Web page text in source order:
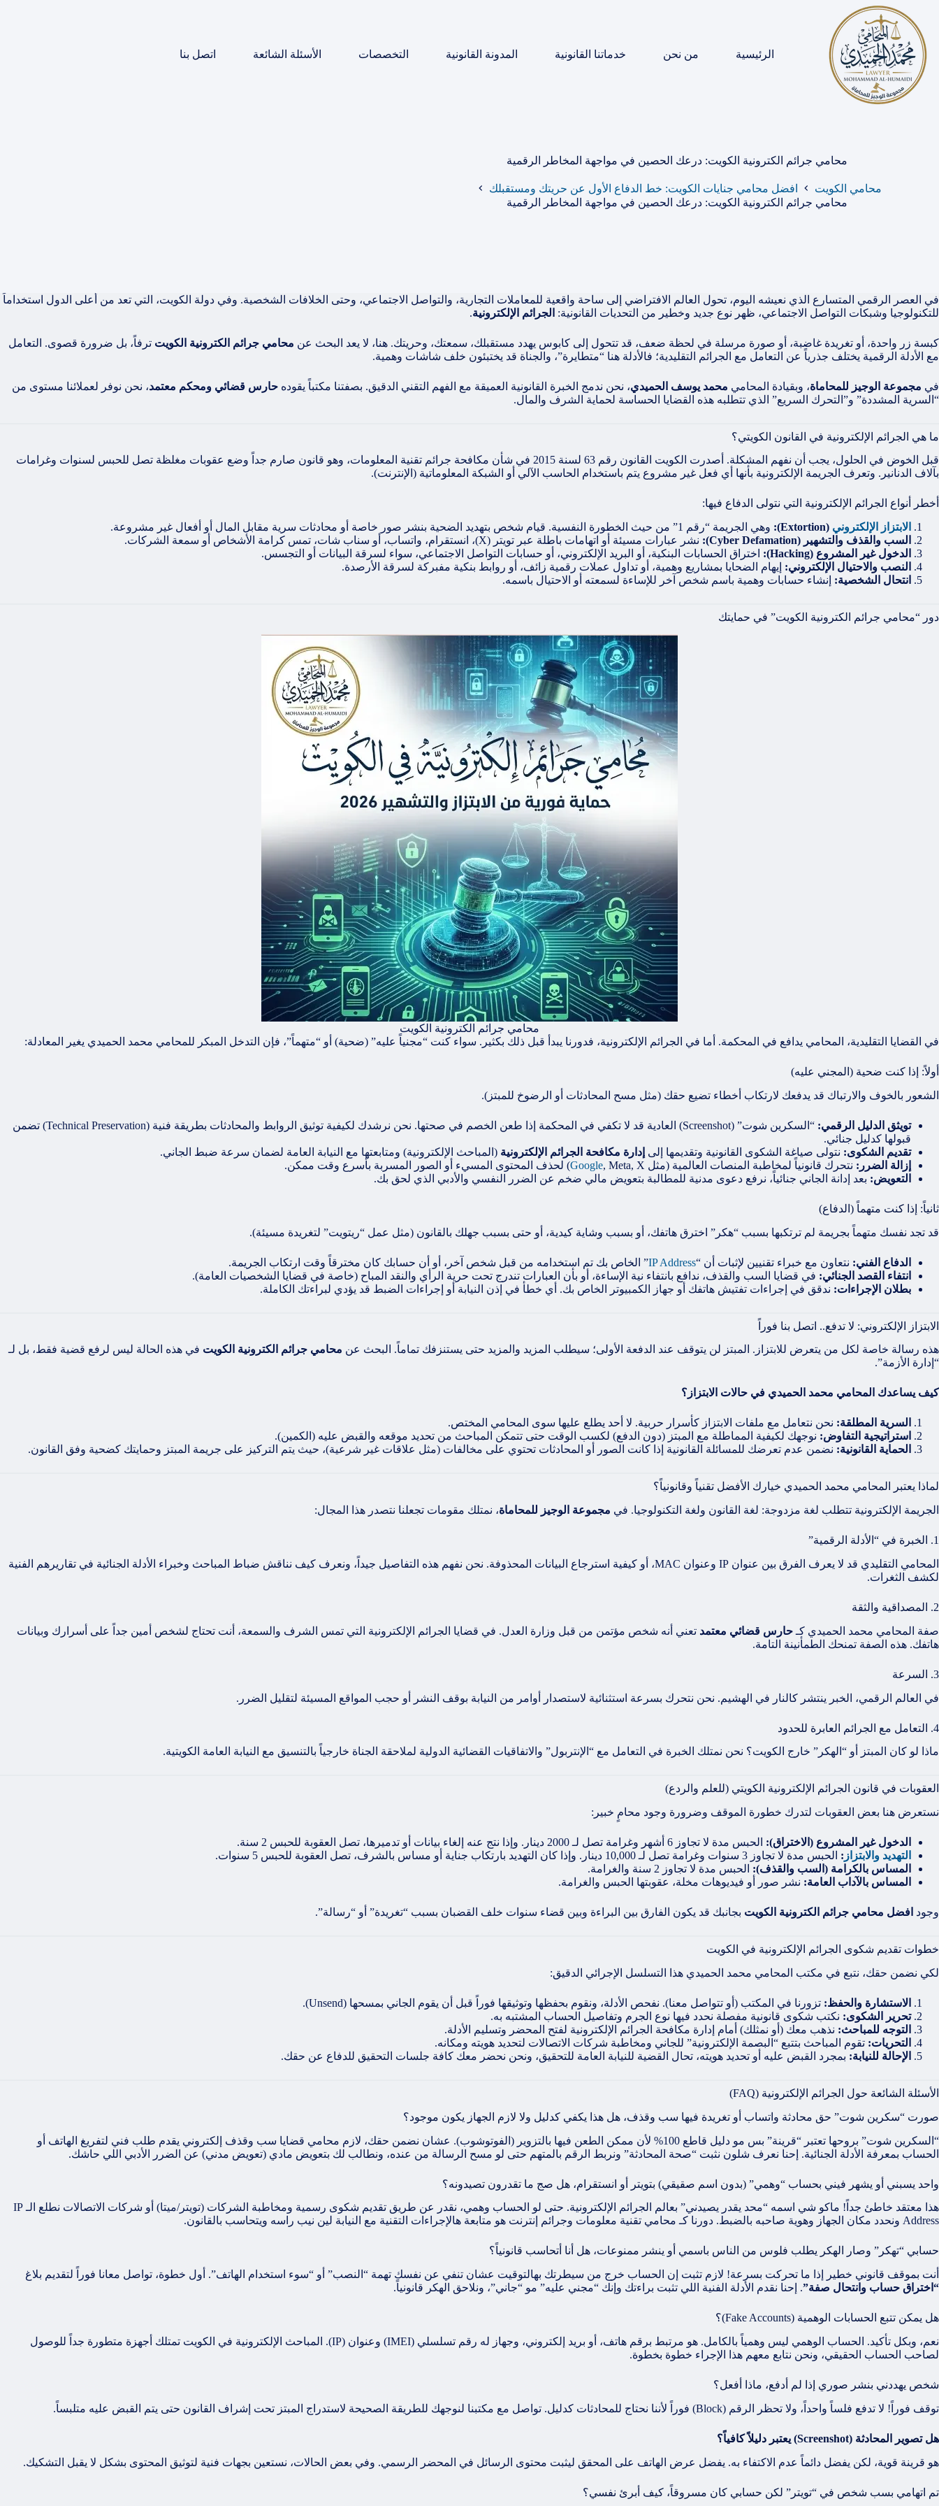
المحتوى
الرئيسية
من نحن خدماتنا القانونية المدونة القانونية التخصصات الأسئلة الشائعة اتصل بنا
محامي جرائم الكترونية الكويت: درعك الحصين في مواجهة المخاطر الرقمية
محامي الكويت
افضل محامي جنايات الكويت: خط الدفاع الأول عن حريتك ومستقبلك
محامي جرائم الكترونية الكويت: درعك الحصين في مواجهة المخاطر الرقمية
في العصر الرقمي المتسارع الذي نعيشه اليوم، تحول العالم الافتراضي إلى ساحة واقعية للمعاملات التجارية، والتواصل الاجتماعي، وحتى الخلافات الشخصية. وفي دولة الكويت، التي تعد من أعلى الدول استخداماً
للتكنولوجيا وشبكات التواصل الاجتماعي، ظهر نوع جديد وخطير من التحديات القانونية: الجرائم الإلكترونية.
كبسة زر واحدة، أو تغريدة غاضبة، أو صورة مرسلة في لحظة ضعف، قد تتحول إلى كابوس يهدد مستقبلك، سمعتك، وحريتك. هنا، لا يعد البحث عن محامي جرائم الكترونية الكويت ترفاً، بل ضرورة قصوى. التعامل
مع الأدلة الرقمية يختلف جذرياً عن التعامل مع الجرائم التقليدية؛ فالأدلة هنا “متطايرة”، والجناة قد يختبئون خلف شاشات وهمية.
في مجموعة الوجيز للمحاماة، وبقيادة المحامي محمد يوسف الحميدي، نحن ندمج الخبرة القانونية العميقة مع الفهم التقني الدقيق. بصفتنا مكتباً يقوده حارس قضائي ومحكم معتمد، نحن نوفر لعملائنا مستوى من
“السرية المشددة” و”التحرك السريع” الذي تتطلبه هذه القضايا الحساسة لحماية الشرف والمال.
ما هي الجرائم الإلكترونية في القانون الكويتي؟
قبل الخوض في الحلول، يجب أن نفهم المشكلة. أصدرت الكويت القانون رقم 63 لسنة 2015 في شأن مكافحة جرائم تقنية المعلومات، وهو قانون صارم جداً وضع عقوبات مغلظة تصل للحبس لسنوات وغرامات
بآلاف الدنانير. وتعرف الجريمة الإلكترونية بأنها أي فعل غير مشروع يتم باستخدام الحاسب الآلي أو الشبكة المعلوماتية (الإنترنت).
أخطر أنواع الجرائم الإلكترونية التي نتولى الدفاع فيها:
الابتزاز الإلكتروني (Extortion):
وهي الجريمة “رقم 1” من حيث الخطورة النفسية. قيام شخص بتهديد الضحية بنشر صور خاصة أو محادثات سرية مقابل المال أو أفعال غير مشروعة.
السب والقذف والتشهير (Cyber Defamation):
نشر عبارات مسيئة أو اتهامات باطلة عبر تويتر (X)، انستقرام، واتساب، أو سناب شات، تمس كرامة الأشخاص أو سمعة الشركات.
الدخول غير المشروع (Hacking):
اختراق الحسابات البنكية، أو البريد الإلكتروني، أو حسابات التواصل الاجتماعي، سواء لسرقة البيانات أو التجسس.
النصب والاحتيال الإلكتروني: إيهام الضحايا بمشاريع وهمية، أو تداول عملات رقمية زائف، أو روابط بنكية مفبركة لسرقة الأرصدة.
انتحال الشخصية: إنشاء حسابات وهمية باسم شخص آخر للإساءة لسمعته أو الاحتيال باسمه.
دور “محامي جرائم الكترونية الكويت” في حمايتك
محامي جرائم الكترونية الكويت
في القضايا التقليدية، المحامي يدافع في المحكمة. أما في الجرائم الإلكترونية، فدورنا يبدأ قبل ذلك بكثير. سواء كنت “مجنياً عليه” (ضحية) أو “متهماً”، فإن التدخل المبكر للمحامي محمد الحميدي يغير المعادلة:
أولاً: إذا كنت ضحية (المجني عليه)
الشعور بالخوف والارتباك قد يدفعك لارتكاب أخطاء تضيع حقك (مثل مسح المحادثات أو الرضوخ للمبتز).
تويثق الدليل الرقمي:
“السكرين شوت” (Screenshot) العادية قد لا تكفي في المحكمة إذا طعن الخصم في صحتها. نحن نرشدك لكيفية توثيق الروابط والمحادثات بطريقة فنية (Technical Preservation) تضمن
قبولها كدليل جنائي.
تقديم الشكوى: نتولى صياغة الشكوى القانونية وتقديمها إلى إدارة مكافحة الجرائم الإلكترونية (المباحث الإلكترونية) ومتابعتها مع النيابة العامة لضمان سرعة ضبط الجاني.
إزالة الضرر: نتحرك قانونياً لمخاطبة المنصات العالمية (مثل Google, Meta, X) لحذف المحتوى المسيء أو الصور المسربة بأسرع وقت ممكن.
التعويض: بعد إدانة الجاني جنائياً، نرفع دعوى مدنية للمطالبة بتعويض مالي ضخم عن الضرر النفسي والأدبي الذي لحق بك.
ثانياً: إذا كنت متهماً (الدفاع)
قد تجد نفسك متهماً بجريمة لم ترتكبها بسبب “هكر” اخترق هاتفك، أو بسبب وشاية كيدية، أو حتى بسبب جهلك بالقانون (مثل عمل “ريتويت” لتغريدة مسيئة).
الدفاع الفني: نتعاون مع خبراء تقنيين لإثبات أن “IP Address” الخاص بك تم استخدامه من قبل شخص آخر، أو أن حسابك كان مخترقاً وقت ارتكاب الجريمة.
انتفاء القصد الجنائي: في قضايا السب والقذف، ندافع بانتفاء نية الإساءة، أو بأن العبارات تندرج تحت حرية الرأي والنقد المباح (خاصة في قضايا الشخصيات العامة).
بطلان الإجراءات: ندقق في إجراءات تفتيش هاتفك أو جهاز الكمبيوتر الخاص بك. أي خطأ في إذن النيابة أو إجراءات الضبط قد يؤدي لبراءتك الكاملة.
الابتزاز الإلكتروني: لا تدفع.. اتصل بنا فوراً
هذه رسالة خاصة لكل من يتعرض للابتزاز. المبتز لن يتوقف عند الدفعة الأولى؛ سيطلب المزيد والمزيد حتى يستنزفك تماماً. البحث عن محامي جرائم الكترونية الكويت في هذه الحالة ليس لرفع قضية فقط، بل لـ
“إدارة الأزمة”.
كيف يساعدك المحامي محمد الحميدي في حالات الابتزاز؟
السرية المطلقة: نحن نتعامل مع ملفات الابتزاز كأسرار حربية. لا أحد يطلع عليها سوى المحامي المختص.
استراتيجية التفاوض: نوجهك لكيفية المماطلة مع المبتز (دون الدفع) لكسب الوقت حتى تتمكن المباحث من تحديد موقعه والقبض عليه (الكمين).
الحماية القانونية: نضمن عدم تعرضك للمسائلة القانونية إذا كانت الصور أو المحادثات تحتوي على مخالفات (مثل علاقات غير شرعية)، حيث يتم التركيز على جريمة المبتز وحمايتك كضحية وفق القانون.
لماذا يعتبر المحامي محمد الحميدي خيارك الأفضل تقنياً وقانونياً؟
الجريمة الإلكترونية تتطلب لغة مزدوجة: لغة القانون ولغة التكنولوجيا. في مجموعة الوجيز للمحاماة، نمتلك مقومات تجعلنا نتصدر هذا المجال:
1. الخبرة في “الأدلة الرقمية”
المحامي التقليدي قد لا يعرف الفرق بين عنوان IP وعنوان MAC، أو كيفية استرجاع البيانات المحذوفة. نحن نفهم هذه التفاصيل جيداً، ونعرف كيف نناقش ضباط المباحث وخبراء الأدلة الجنائية في تقاريرهم الفنية
لكشف الثغرات.
2. المصداقية والثقة
صفة المحامي محمد الحميدي كـ حارس قضائي معتمد تعني أنه شخص مؤتمن من قبل وزارة العدل. في قضايا الجرائم الإلكترونية التي تمس الشرف والسمعة، أنت تحتاج لشخص أمين جداً على أسرارك وبيانات
هاتفك. هذه الصفة تمنحك الطمأنينة التامة.
3. السرعة
في العالم الرقمي، الخبر ينتشر كالنار في الهشيم. نحن نتحرك بسرعة استثنائية لاستصدار أوامر من النيابة بوقف النشر أو حجب المواقع المسيئة لتقليل الضرر.
4. التعامل مع الجرائم العابرة للحدود
ماذا لو كان المبتز أو “الهكر” خارج الكويت؟ نحن نمتلك الخبرة في التعامل مع “الإنتربول” والاتفاقيات القضائية الدولية لملاحقة الجناة خارجياً بالتنسيق مع النيابة العامة الكويتية.
العقوبات في قانون الجرائم الإلكترونية الكويتي (للعلم والردع)
نستعرض هنا بعض العقوبات لتدرك خطورة الموقف وضرورة وجود محامٍ خبير:
الدخول غير المشروع (الاختراق): الحبس مدة لا تجاوز 6 أشهر وغرامة تصل لـ 2000 دينار. وإذا نتج عنه إلغاء بيانات أو تدميرها، تصل العقوبة للحبس 2 سنة.
التهديد والابتزاز : الحبس مدة لا تجاوز 3 سنوات وغرامة تصل لـ 10,000 دينار. وإذا كان التهديد بارتكاب جناية أو مساس بالشرف، تصل العقوبة للحبس 5 سنوات.
المساس بالكرامة (السب والقذف): الحبس مدة لا تجاوز 2 سنة والغرامة.
المساس بالآداب العامة: نشر صور أو فيديوهات مخلة، عقوبتها الحبس والغرامة.
وجود افضل محامي جرائم الكترونية الكويت بجانبك قد يكون الفارق بين البراءة وبين قضاء سنوات خلف القضبان بسبب “تغريدة” أو “رسالة”.
خطوات تقديم شكوى الجرائم الإلكترونية في الكويت
لكي نضمن حقك، نتبع في مكتب المحامي محمد الحميدي هذا التسلسل الإجرائي الدقيق:
الاستشارة والحفظ: تزورنا في المكتب (أو تتواصل معنا). نفحص الأدلة، ونقوم بحفظها وتوثيقها فوراً قبل أن يقوم الجاني بمسحها (Unsend).
تحرير الشكوى: نكتب شكوى قانونية مفصلة نحدد فيها نوع الجرم وتفاصيل الحساب المشتبه به.
التوجه للمباحث: نذهب معك (أو نمثلك) أمام إدارة مكافحة الجرائم الإلكترونية لفتح المحضر وتسليم الأدلة.
التحريات: تقوم المباحث بتتبع “البصمة الإلكترونية” للجاني ومخاطبة شركات الاتصالات لتحديد هويته ومكانه.
الإحالة للنيابة: بمجرد القبض عليه أو تحديد هويته، تحال القضية للنيابة العامة للتحقيق، ونحن نحضر معك كافة جلسات التحقيق للدفاع عن حقك.
الأسئلة الشائعة حول الجرائم الإلكترونية (FAQ)
صورت “سكرين شوت” حق محادثة واتساب أو تغريدة فيها سب وقذف، هل هذا يكفي كدليل ولا لازم الجهاز يكون موجود؟
“السكرين شوت” بروحها تعتبر “قرينة” بس مو دليل قاطع 100% لأن ممكن الطعن فيها بالتزوير (الفوتوشوب). عشان نضمن حقك، لازم محامي قضايا سب وقذف إلكتروني يقدم طلب فني لتفريغ الهاتف أو
الحساب بمعرفة الأدلة الجنائية. إحنا نعرف شلون نثبت “صحة المحادثة” ونربط الرقم بالمتهم حتى لو مسح الرسالة من عنده، ونطالب لك بتعويض مادي (تعويض مدني) عن الضرر الأدبي اللي حاشك.
واحد يسبني أو يشهر فيني بحساب “وهمي” (بدون اسم صقيقي) بتويتر أو انستقرام، هل صج ما تقدرون تصيدونه؟
هذا معتقد خاطئ جداً! ماكو شي اسمه “محد يقدر يصيدني” بعالم الجرائم الإلكترونية. حتى لو الحساب وهمي، نقدر عن طريق تقديم شكوى رسمية ومخاطبة الشركات (تويتر/ميتا) أو شركات الاتصالات نطلع الـ IP
Address ونحدد مكان الجهاز وهوية صاحبه بالضبط. دورنا كـ محامي تقنية معلومات وجرائم إنترنت هو متابعة هالإجراءات التقنية مع النيابة لين نيب راسه ويتحاسب بالقانون.
حسابي “تهكر” وصار الهكر يطلب فلوس من الناس باسمي أو ينشر ممنوعات، هل أنا أتحاسب قانونياً؟
أنت بموقف قانوني خطير إذا ما تحركت بسرعة! لازم تثبت إن الحساب خرج من سيطرتك بهالتوقيت عشان تنفي عن نفسك تهمة “النصب” أو “سوء استخدام الهاتف”. أول خطوة، تواصل معانا فوراً لتقديم بلاغ
“اختراق حساب وانتحال صفة”. إحنا نقدم الأدلة الفنية اللي تثبت براءتك وإنك “مجني عليه” مو “جاني”، ونلاحق الهكر قانونياً.
هل يمكن تتبع الحسابات الوهمية (Fake Accounts)؟
نعم، وبكل تأكيد. الحساب الوهمي ليس وهمياً بالكامل. هو مرتبط برقم هاتف، أو بريد إلكتروني، وجهاز له رقم تسلسلي (IMEI) وعنوان (IP). المباحث الإلكترونية في الكويت تمتلك أجهزة متطورة جداً للوصول
لصاحب الحساب الحقيقي، ونحن نتابع معهم هذا الإجراء خطوة بخطوة.
شخص يهددني بنشر صوري إذا لم أدفع، ماذا أفعل؟
توقف فوراً! لا تدفع فلساً واحداً، ولا تحظر الرقم (Block) فوراً لأننا نحتاج للمحادثات كدليل. تواصل مع مكتبنا لنوجهك للطريقة الصحيحة لاستدراج المبتز تحت إشراف القانون حتى يتم القبض عليه متلبساً.
هل تصوير المحادثة (Screenshot) يعتبر دليلاً كافياً؟
هو قرينة قوية، لكن يفضل دائماً عدم الاكتفاء به. يفضل عرض الهاتف على المحقق ليثبت محتوى الرسائل في المحضر الرسمي. وفي بعض الحالات، نستعين بجهات فنية لتوثيق المحتوى بشكل لا يقبل التشكيك.
تم اتهامي بسب شخص في “تويتر” لكن حسابي كان مسروقاً، كيف أبرئ نفسي؟